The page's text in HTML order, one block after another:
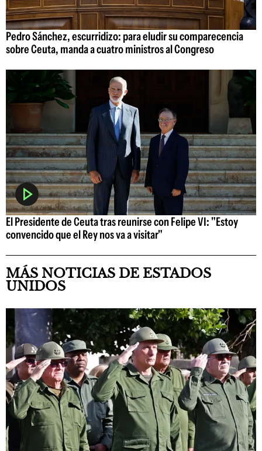
Pedro Sánchez, escurridizo: para eludir su comparecencia
sobre Ceuta, manda a cuatro ministros al Congreso
El Presidente de Ceuta tras reunirse con Felipe VI: "Estoy
convencido que el Rey nos va a visitar"
MÁS NOTICIAS DE ESTADOS
UNIDOS